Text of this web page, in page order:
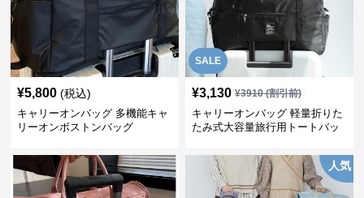
¥5,800 (税込)
キャリーオンバッグ 多機能キャ
リーオンボストンバッグ
SALE
¥3,130 ¥3910(割引前)
キャリーオンバッグ 軽量折りた
たみ式大容量旅行用トートバッ
人気